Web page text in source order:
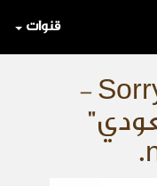
قنوات
Sorry, for your request -